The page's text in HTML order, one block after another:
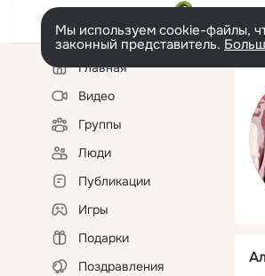
Мы используем cookie-файлы,
законный представитель.
Левая
колонкаГлавная
Видео
Группы
Люди
Публикации
Игры
Подарки
Поздравления